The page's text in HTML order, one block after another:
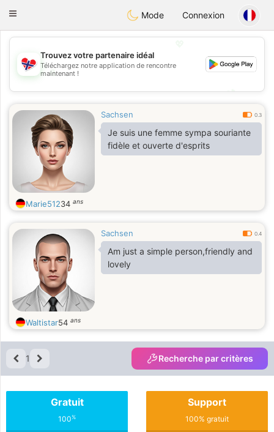
EkteNordmenn
Toggle
Mode Connexion
💖
💕
Trouvez votre partenaire idéal
Téléchargez notre application de rencontre
maintenant !
Sachsen 0.3
Je suis une femme sympa souriante
fidèle et ouverte d'esprits
Marie51234 ans
Sachsen 0.4
Am just a simple person,friendly and
lovely
Waltistar54 ans
1 Recherche par critères
Gratuit
100%
Support
100% gratuit